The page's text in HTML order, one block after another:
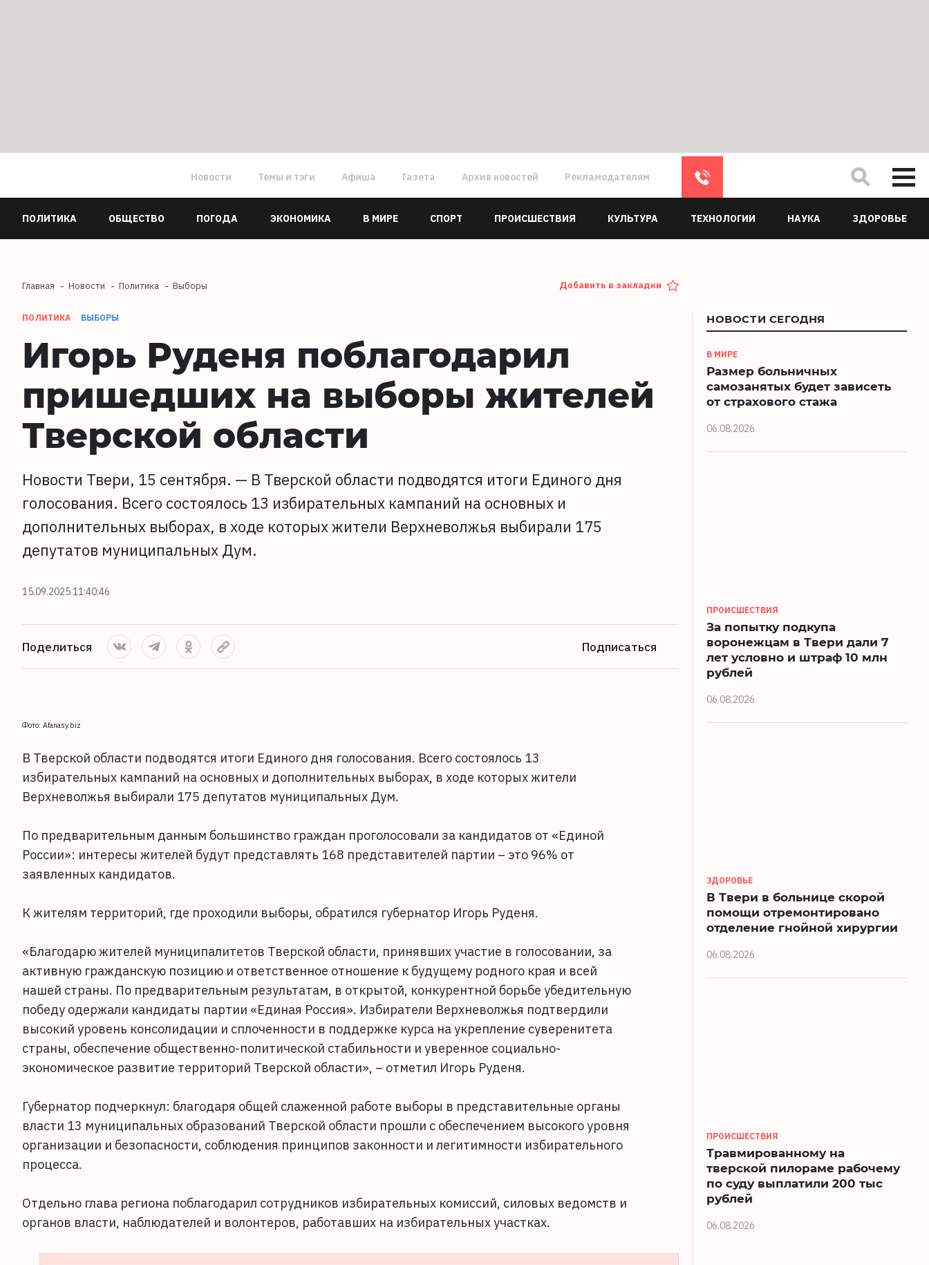
Новости Темы и тэги Афиша Газета Архив новостей Рекламодателям
ПОЛИТИКА ОБЩЕСТВО ПОГОДА ЭКОНОМИКА В МИРЕ СПОРТ ПРОИСШЕСТВИЯ КУЛЬТУРА ТЕХНОЛОГИИ НАУКА ЗДОРОВЬЕ
Главная Новости Политика Выборы Добавить в закладки
ПОЛИТИКА ВЫБОРЫ
Игорь Руденя поблагодарил
пришедших на выборы жителей
Тверской области
Новости Твери, 15 сентября. — В Тверской области подводятся итоги Единого дня
голосования. Всего состоялось 13 избирательных кампаний на основных и
дополнительных выборах, в ходе которых жители Верхневолжья выбирали 175
депутатов муниципальных Дум.
15.09.2025 11:40:46
Поделиться Подписаться
Фото: Afanasy.biz
В Тверской области подводятся итоги Единого дня голосования. Всего состоялось 13
избирательных кампаний на основных и дополнительных выборах, в ходе которых жители
Верхневолжья выбирали 175 депутатов муниципальных Дум.
По предварительным данным большинство граждан проголосовали за кандидатов от «Единой
России»: интересы жителей будут представлять 168 представителей партии – это 96% от
заявленных кандидатов.
К жителям территорий, где проходили выборы, обратился губернатор Игорь Руденя.
«Благодарю жителей муниципалитетов Тверской области, принявших участие в голосовании, за
активную гражданскую позицию и ответственное отношение к будущему родного края и всей
нашей страны. По предварительным результатам, в открытой, конкурентной борьбе убедительную
победу одержали кандидаты партии «Единая Россия». Избиратели Верхневолжья подтвердили
высокий уровень консолидации и сплоченности в поддержке курса на укрепление суверенитета
страны, обеспечение общественно-политической стабильности и уверенное социально-
экономическое развитие территорий Тверской области», – отметил Игорь Руденя.
Губернатор подчеркнул: благодаря общей слаженной работе выборы в представительные органы
власти 13 муниципальных образований Тверской области прошли с обеспечением высокого уровня
организации и безопасности, соблюдения принципов законности и легитимности избирательного
процесса.
Отдельно глава региона поблагодарил сотрудников избирательных комиссий, силовых ведомств и
органов власти, наблюдателей и волонтеров, работавших на избирательных участках.
НОВОСТИ СЕГОДНЯ
В МИРЕ
Размер больничных
самозанятых будет зависеть
от страхового стажа
06.08.2026
ПРОИСШЕСТВИЯ
За попытку подкупа
воронежцам в Твери дали 7
лет условно и штраф 10 млн
рублей
06.08.2026
ЗДОРОВЬЕ
В Твери в больнице скорой
помощи отремонтировано
отделение гнойной хирургии
06.08.2026
ПРОИСШЕСТВИЯ
Травмированному на
тверской пилораме рабочему
по суду выплатили 200 тыс
рублей
06.08.2026